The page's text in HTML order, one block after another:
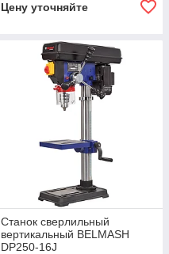
Цену уточняйте
Станок cверлильный
вертикальный BELMASH
DP250-16J